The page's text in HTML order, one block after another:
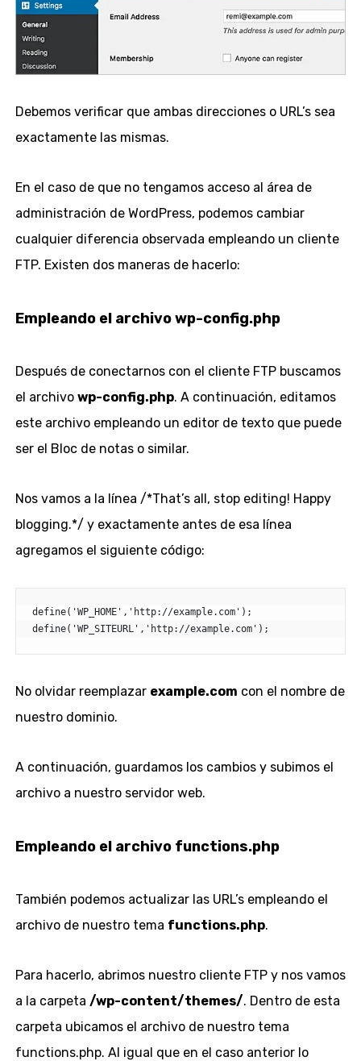
Debemos verificar que ambas direcciones o URL’s sea
exactamente las mismas.
En el caso de que no tengamos acceso al área de
administración de WordPress, podemos cambiar
cualquier diferencia observada empleando un cliente
FTP. Existen dos maneras de hacerlo:
Empleando el archivo wp-config.php
Después de conectarnos con el cliente FTP buscamos
el archivo wp-config.php. A continuación, editamos
este archivo empleando un editor de texto que puede
ser el Bloc de notas o similar.
Nos vamos a la línea /*That’s all, stop editing! Happy
blogging.*/ y exactamente antes de esa línea
agregamos el siguiente código:
define('WP_HOME','http://example.com');
define('WP_SITEURL','http://example.com');
No olvidar reemplazar example.com con el nombre de
nuestro dominio.
A continuación, guardamos los cambios y subimos el
archivo a nuestro servidor web.
Empleando el archivo functions.php
También podemos actualizar las URL’s empleando el
archivo de nuestro tema functions.php.
Para hacerlo, abrimos nuestro cliente FTP y nos vamos
a la carpeta /wp-content/themes/. Dentro de esta
carpeta ubicamos el archivo de nuestro tema
functions.php. Al igual que en el caso anterior lo